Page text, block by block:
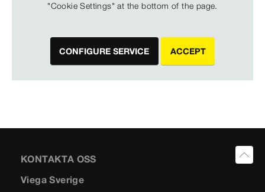
"Cookie Settings" at the bottom of the page.
CONFIGURE SERVICE ACCEPT
KONTAKTA OSS
Viega Sverige